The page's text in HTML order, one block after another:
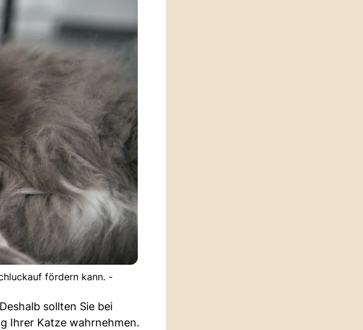
fördern kann. -
sollten Sie bei
Ihrer Katze wahrnehmen.